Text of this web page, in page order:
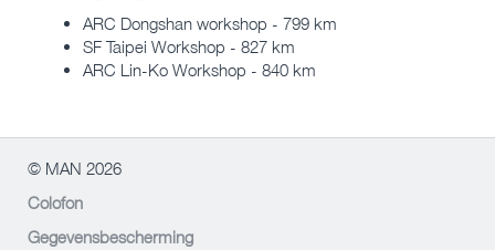
ARC Dongshan workshop - 799 km
SF Taipei Workshop - 827 km
ARC Lin-Ko Workshop - 840 km
© MAN 2026
Colofon
Gegevensbescherming